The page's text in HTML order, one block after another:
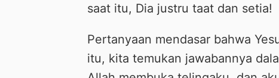
saat itu, Dia justru taat dan setia!
Pertanyaan mendasar bahwa
itu, kita temukan jawabannya